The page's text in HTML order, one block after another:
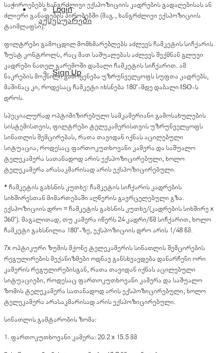
Login
Sign Up
აქსესუარები
საჭიროებებს ხანგრძლივი ექსპოზიციის კადრების გადაღებისას ან
ძლიერი განათების პირობებში (მაგ., ხანგრძლივი ექსპოზიციის
ტაიმლაფსი).
ფილტრები გამოცდილ მომხმარებლებს აძლევს ჩამკეტის სიჩქარის
ზუსტ კონტროლს, რაც მათ საშუალებას აძლევს შექმნან გლუვი
კადრები ნათელ გარემოში დაბალი ჩამკეტის სიჩქარით. ამ
ნაკრების მოქნილი გამოყენება უზრუნველყოფს სუფთა კადრებს,
მაშინაც კი, როდესაც ჩამკეტი იხსნება 180°-მდე დაბალი ISO-ს
დროს.
სპეციალურად ოპტიმიზირებული სამკამერიანი გამოსახულების
სისტემისთვის, ფილტრები ტელეკამერისთვის უზრუნველყოფს
სინათლის შემცირებას, რათა თავიდან იქნას აცილებული
სიტუაცია, როდესაც ფართოკუთხოვანი კამერა და საშუალო
ტელეკამერა სათანადოდ არის ექსპოზიცირებული, ხოლო
ტელეკამერა არასაკმარისად არის ექსპოზიცირებული.
* ჩამკეტის გახსნის კუთხე: ჩამკეტის სიჩქარის კადრების
სიხშირესთან მიმართებაში აღწერის გავრცელებული გზა.
ექსპოზიციის დრო = ჩამკეტის გახსნის კუთხე/(კადრების სიხშირე x
360°). მაგალითად, თუ კამერა იწერს 24 კადრი/წმ სიჩქარით, ხოლო
ჩამკეტი გახსნილია 180°-ზე, ექსპოზიციის დრო არის 1/48 წმ.
7x ოპტიკური ზუმის მქონე ტელეკამერის სინათლის შემცირების
რეგულირების მექანიზმები ოდნავ განსხვავდება დანარჩენი ორი
კამერის რეგულირებისგან, რათა თავიდან იქნას აცილებული
სიტუაციები, როდესაც ფართოკუთხოვანი კამერა და საშუალო
ზომის ტელეკამერა სათანადოდ არის ექსპოზიცირებული, ხოლო
ტელეკამერა არასაკმარისად არის ექსპოზიცირებული.
სინათლის გამტარობის ზომა:
1. ფართოკუთხოვანი კამერა: 20.2 x 15.5 მმ